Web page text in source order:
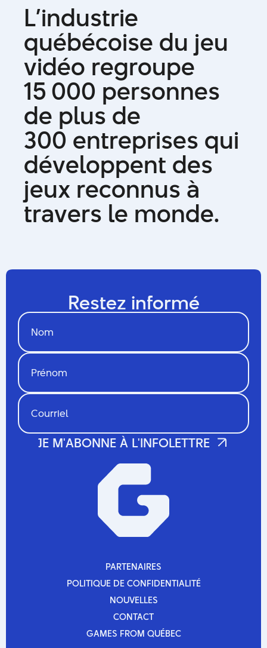
L’industrie
québécoise du jeu
vidéo regroupe
15000 personnes
de plusde
300 entreprises qui
développent des
jeux reconnus à
travers le monde.
Restez informé
PARTENAIRES
PARTENAIRES
POLITIQUE DE CONFIDENTIALITÉ
POLITIQUE DE CONFIDENTIALITÉ
NOUVELLES
NOUVELLES
CONTACT
CONTACT
GAMES FROM QUÉBEC